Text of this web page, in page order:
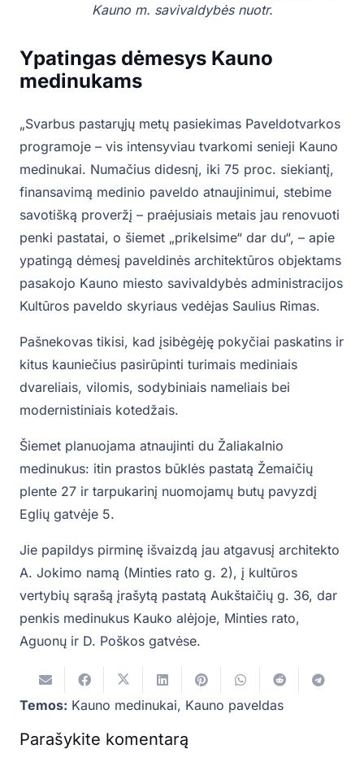
Kauno m. savivaldybės nuotr.
Ypatingas dėmesys Kauno
medinukams
„Svarbus pastarųjų metų pasiekimas Paveldotvarkos
programoje – vis intensyviau tvarkomi senieji Kauno
medinukai. Numačius didesnį, iki 75 proc. siekiantį,
finansavimą medinio paveldo atnaujinimui, stebime
savotišką proveržį – praėjusiais metais jau renovuoti
penki pastatai, o šiemet „prikelsime“ dar du“, – apie
ypatingą dėmesį paveldinės architektūros objektams
pasakojo Kauno miesto savivaldybės administracijos
Kultūros paveldo skyriaus vedėjas Saulius Rimas.
Pašnekovas tikisi, kad įsibėgėję pokyčiai paskatins ir
kitus kauniečius pasirūpinti turimais mediniais
dvareliais, vilomis, sodybiniais nameliais bei
modernistiniais kotedžais.
Šiemet planuojama atnaujinti du Žaliakalnio
medinukus: itin prastos būklės pastatą Žemaičių
plente 27 ir tarpukarinį nuomojamų butų pavyzdį
Eglių gatvėje 5.
Jie papildys pirminę išvaizdą jau atgavusį architekto
A. Jokimo namą (Minties rato g. 2), į kultūros
vertybių sąrašą įrašytą pastatą Aukštaičių g. 36, dar
penkis medinukus Kauko alėjoje, Minties rato,
Aguonų ir D. Poškos gatvėse.
Temos: Kauno medinukai, Kauno paveldas
Parašykite komentarą